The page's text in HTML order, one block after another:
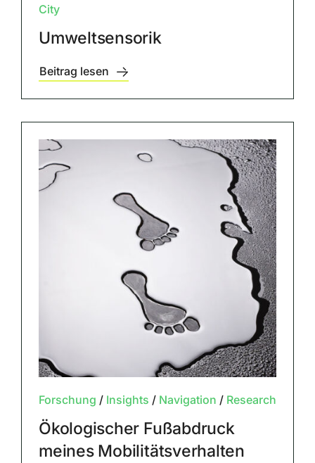
City
Umweltsensorik
Beitrag lesen
Forschung / Insights / Navigation / Research
Ökologischer Fußabdruck
meines Mobilitätsverhalten